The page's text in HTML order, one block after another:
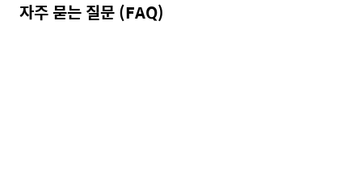
자주 묻는 질문 (FAQ)